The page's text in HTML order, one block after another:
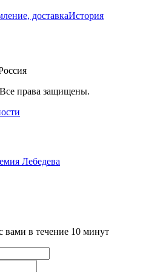
доставкаИстория
права защищены.
Лебедева
вами в течение 10 минут